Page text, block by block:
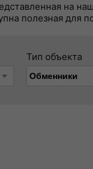
на
полезная для
Тип объекта